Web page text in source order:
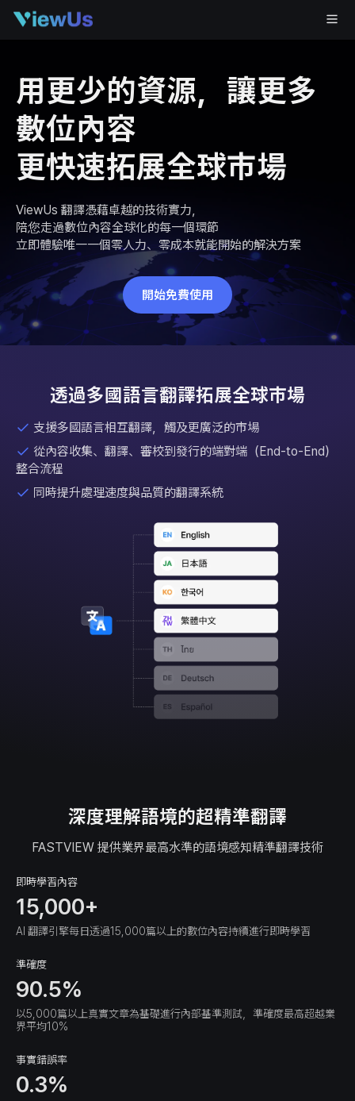
用更少的資源，讓更多
數位內容
更快速拓展全球市場
ViewUs 翻譯憑藉卓越的技術實力，
陪您走過數位內容全球化的每一個環節
立即體驗唯一一個零人力、零成本就能開始的解決方案
開始免費使用
透過多國語言翻譯拓展全球市場
支援多國語言相互翻譯，觸及更廣泛的市場
從內容收集、翻譯、審校到發行的端對端（End-to-End）
整合流程
同時提升處理速度與品質的翻譯系統
深度理解語境的超精準翻譯
FASTVIEW 提供業界最高水準的語境感知精準翻譯技術
即時學習內容
15,000+
AI 翻譯引擎每日透過15,000篇以上的數位內容持續進行即時學習
準確度
90.5%
以5,000篇以上真實文章為基礎進行內部基準測試，準確度最高超越業
界平均10%
事實錯誤率
0.3%